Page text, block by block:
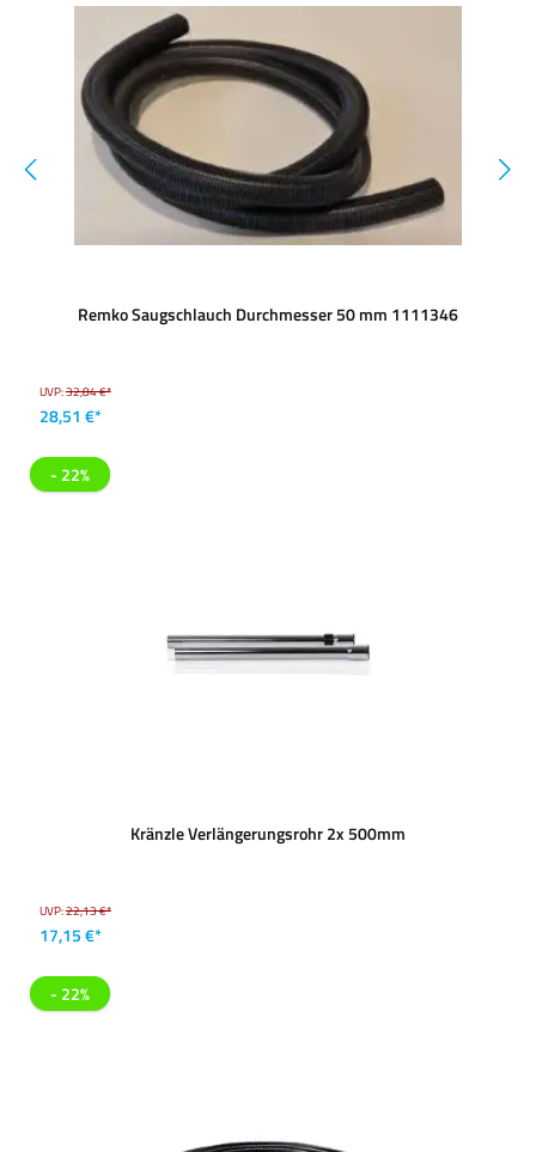
Remko Saugschlauch Durchmesser 50 mm 1111346
UVP:32,84 €*
28,51 €*
- 22%
Kränzle Verlängerungsrohr 2x 500mm
UVP:22,13 €*
17,15 €*
- 22%